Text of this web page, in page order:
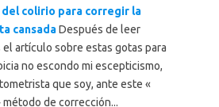
del colirio para corregir la
cansadaDespués de leer
artículo sobre estas gotas para
no escondo mi escepticismo,
que soy, ante este «
de corrección...